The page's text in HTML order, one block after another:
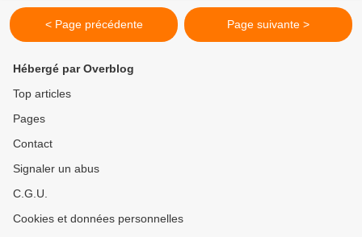
< Page précédente Page suivante >
Hébergé par Overblog
Top articles
Pages
Contact
Signaler un abus
C.G.U.
Cookies et données personnelles